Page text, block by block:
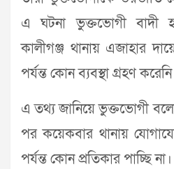
এ ঘটনা ভুক্তভোগী বাদী
কালীগঞ্জ থানায় এজাহার
পর্যন্ত কোন ব্যবস্থা গ্রহণ
এ তথ্য জানিয়ে ভুক্তভোগী
পর কয়েকবার থানায়
পর্যন্ত কোন প্রতিকার পাচ্ছি না।